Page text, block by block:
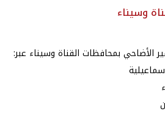
وسيناء
الأضاحي بمحافظات القناة وسيناء عبر: